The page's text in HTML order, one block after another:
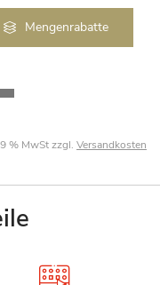
Mengenrabatte
% MwSt zzgl. Versandkosten